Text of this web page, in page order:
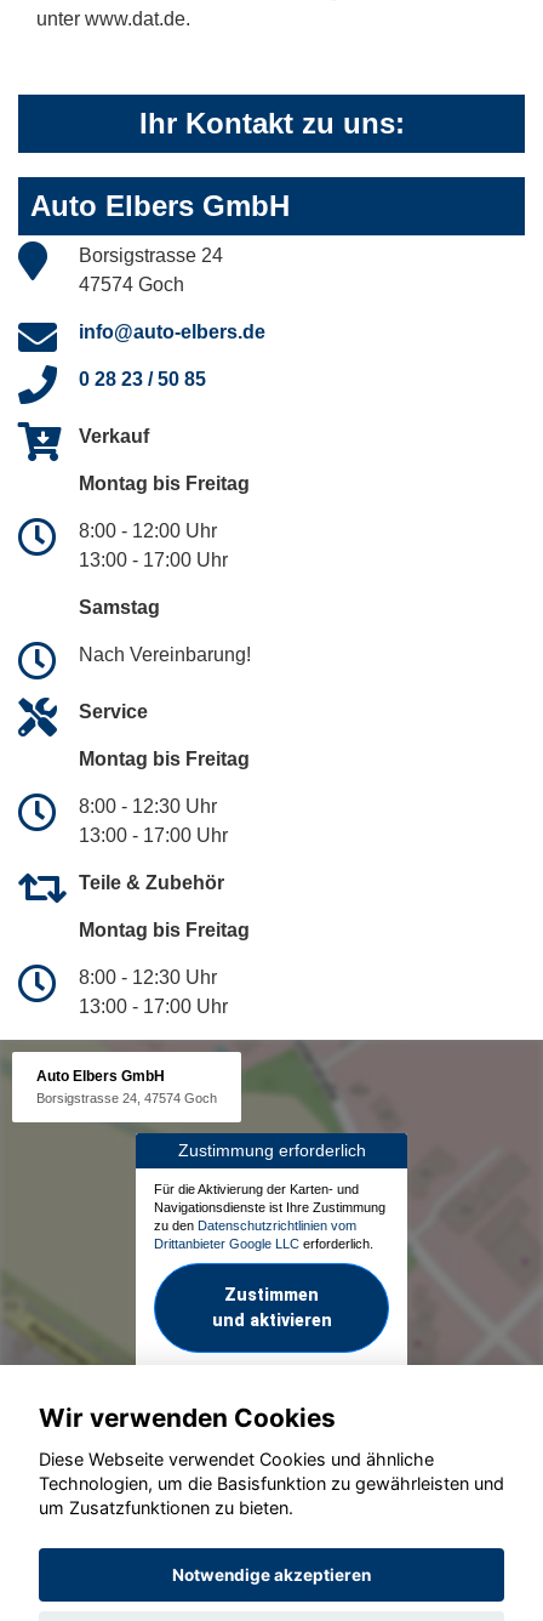
unter www.dat.de.
Ihr Kontakt zu uns:
Auto Elbers GmbH
Borsigstrasse 24
47574 Goch
info@auto-elbers.de
0 28 23 / 50 85
Verkauf
Montag bis Freitag
8:00 - 12:00 Uhr
13:00 - 17:00 Uhr
Samstag
Nach Vereinbarung!
Service
Montag bis Freitag
8:00 - 12:30 Uhr
13:00 - 17:00 Uhr
Teile & Zubehör
Montag bis Freitag
8:00 - 12:30 Uhr
13:00 - 17:00 Uhr
Auto Elbers GmbH
Borsigstrasse 24, 47574 Goch
Zustimmung erforderlich
Für die Aktivierung der Karten- und
Navigationsdienste ist Ihre Zustimmung
zu den Datenschutzrichtlinien vom
Drittanbieter Google LLC erforderlich.
Zustimmen
und aktivieren
© konjunkturmotor.de GmbH 2020 - 2026
Wir verwenden Cookies
Diese Webseite verwendet Cookies und ähnliche
Technologien, um die Basisfunktion zu gewährleisten und
um Zusatzfunktionen zu bieten.
Notwendige akzeptieren